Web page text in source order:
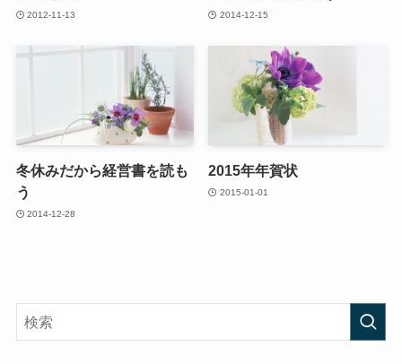
2012-11-13 2014-12-15
冬休みだから経営書を読も
う
2014-12-28
2015年年賀状
2015-01-01